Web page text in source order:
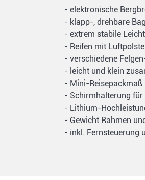
- elektronische
- klapp-, drehbare
- extrem stabile
- Reifen mit
- verschiedene
- leicht und klein
- Mini-Reisepackmaß
- Schirmhalterung für
- Lithium-
- Gewicht Rahmen
- inkl. Fernsteuerung